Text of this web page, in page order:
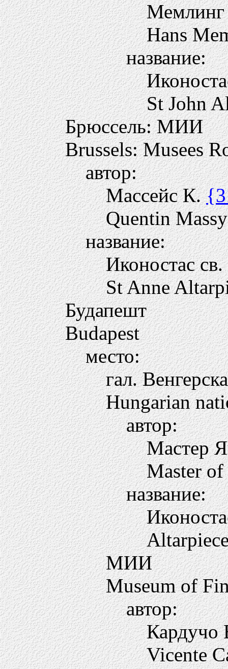
Hans
название:
St John
Брюссель: МИИ
Brussels: Musees
автор:
Массейс К.
Quentin
название:
Иконостас
St Anne
Будапешт
Budapest
место:
гал.
Hungarian
автор:
Мастер
Master of
название:
МИИ
Museum of
автор:
Vicente